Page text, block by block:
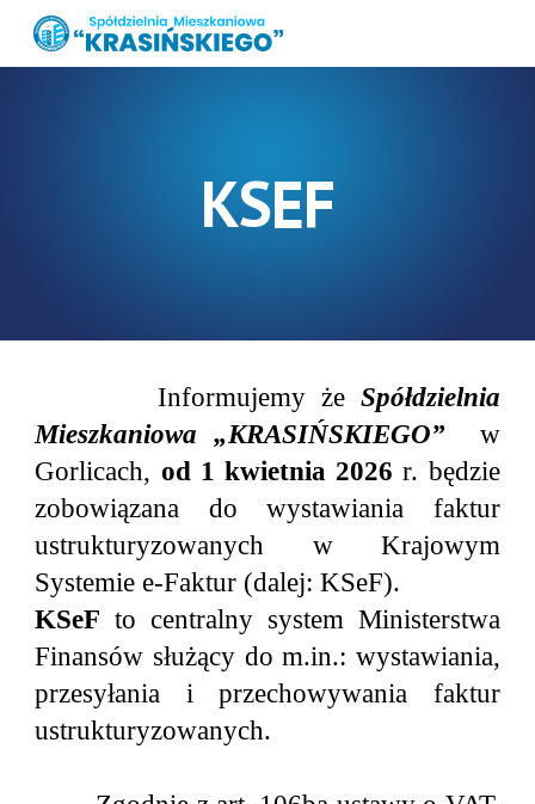
Skip to main content
KSEF
Informujemy że Spółdzielnia
Mieszkaniowa „KRASIŃSKIEGO” w
Gorlicach, od 1 kwietnia 2026 r. będzie
zobowiązana do wystawiania faktur
ustrukturyzowanych w Krajowym
Systemie e-Faktur (dalej: KSeF).
KSeF to centralny system Ministerstwa
Finansów służący do m.in.: wystawiania,
przesyłania i przechowywania faktur
ustrukturyzowanych.